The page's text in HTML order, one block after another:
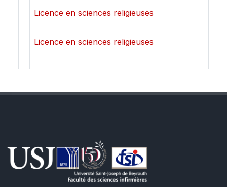
Licence en sciences religieuses
Licence en sciences religieuses